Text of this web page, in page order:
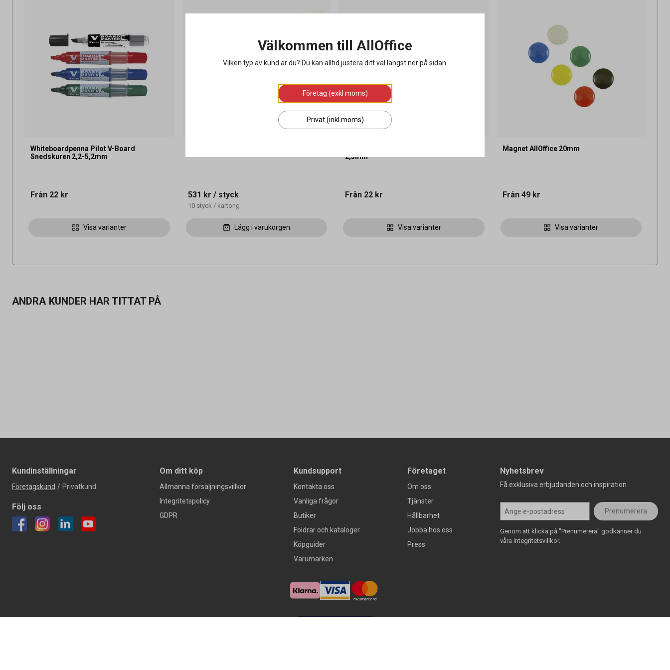
Whiteboardpenna Pilot V-Board
Snedskuren 2,2-5,2mm
Från 22 kr
Visa varianter
531 kr / styck
10 styck / kartong
Lägg i varukorgen
2,3mm
Från 22 kr
Visa varianter
Magnet AllOffice 20mm
Från 49 kr
Visa varianter
ANDRA KUNDER HAR TITTAT PÅ
Kundinställningar
Företagskund / Privatkund
Följ oss
Om ditt köp
Allmänna försäljningsvillkor
Integritetspolicy
GDPR
Kundsupport
Kontakta oss
Vanliga frågor
Butiker
Foldrar och kataloger
Köpguider
Varumärken
Företaget
Om oss
Tjänster
Hållbarhet
Jobba hos oss
Press
Nyhetsbrev
Få exklusiva erbjudanden och inspiration
Prenumerera
Genom att klicka på "Prenumerera" godkänner du
våra integritetsvillkor.
Välkommen till AllOffice
Vilken typ av kund är du? Du kan alltid justera ditt val längst ner på sidan.
Företag (exkl moms)
Privat (inkl moms)